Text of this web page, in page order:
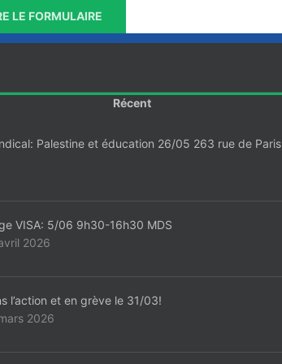
Récent
Palestine et éducation 26/05 263 rue de Paris
VISA: 5/06 9h30-16h30 MDS
2026
l’action et en grève le 31/03!
2026